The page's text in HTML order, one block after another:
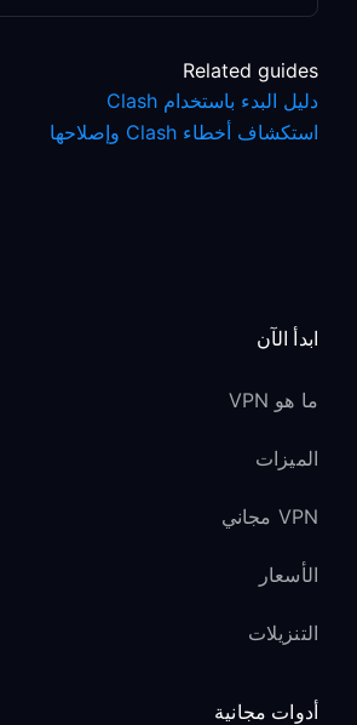
Related guides
دليل البدء باستخدام Clash
استكشاف أخطاء Clash وإصلاحها
ابدأ الآن
ما هو VPN
الميزات
VPN مجاني
الأسعار
التنزيلات
أدوات مجانية